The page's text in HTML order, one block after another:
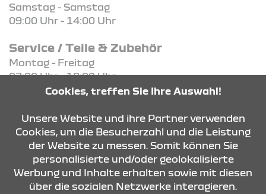
Samstag - Samstag
09:00 Uhr - 14:00 Uhr
Service / Teile & Zubehör
Montag - Freitag
07:00 Uhr - 18:00 Uhr
KONTAKT & ANFAHRT
ÖFFNUNGSZEITEN
Cookies, treffen Sie Ihre Auswahl!
Unsere Website und ihre Partner verwenden
Cookies, um die Besucherzahl und die Leistung
der Website zu messen. Somit können Sie
personalisierte und/oder geolokalisierte
Werbung und Inhalte erhalten sowie mit diesen
über die sozialen Netzwerke interagieren.